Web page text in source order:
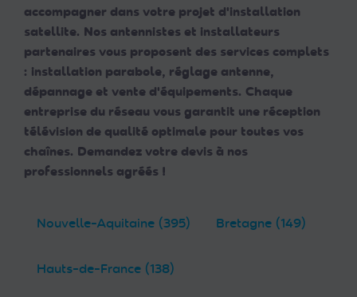
accompagner dans votre projet d'installation
satellite. Nos antennistes et installateurs
partenaires vous proposent des services complets
: installation parabole, réglage antenne,
dépannage et vente d'équipements. Chaque
entreprise du réseau vous garantit une réception
télévision de qualité optimale pour toutes vos
chaînes. Demandez votre devis à nos
professionnels agréés !
Nouvelle-Aquitaine (395) Bretagne (149)
Hauts-de-France (138)